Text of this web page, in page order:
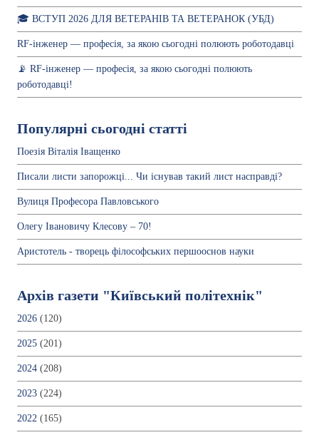
🎓 ВСТУП 2026 ДЛЯ ВЕТЕРАНІВ ТА ВЕТЕРАНОК (УБД)
RF-інженер — професія, за якою сьогодні полюють роботодавці
📡 RF-інженер — професія, за якою сьогодні полюють
роботодавці!
Популярні сьогодні статті
Поезія Віталія Іващенко
Писали листи запорожці... Чи існував такий лист насправді?
Вулиця Професора Павловського
Олегу Івановичу Клесову – 70!
Аристотель - творець філософських першооснов науки
Архів газети "Київський політехнік"
2026 (120)
2025 (201)
2024 (208)
2023 (224)
2022 (165)